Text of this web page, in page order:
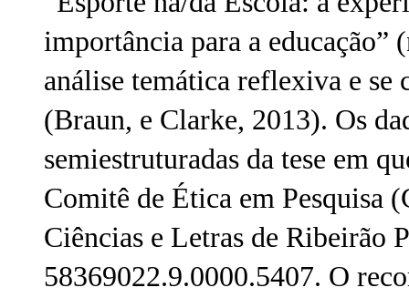
importância para a
análise temática reflexiva e se
(Braun, e Clarke, 2013). Os
semiestruturadas da tese em
Comitê de Ética em Pesquisa
Ciências e Letras de Ribeirão
58369022.9.0000.5407. O